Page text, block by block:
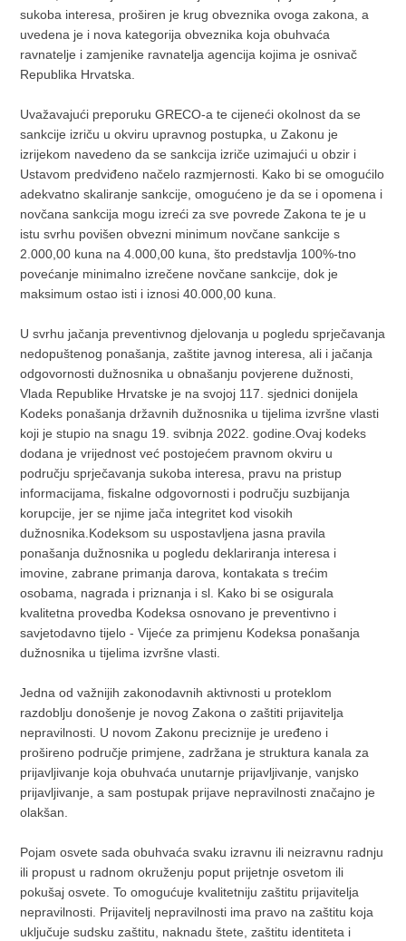
sukoba interesa, proširen je krug obveznika ovoga zakona, a
uvedena je i nova kategorija obveznika koja obuhvaća
ravnatelje i zamjenike ravnatelja agencija kojima je osnivač
Republika Hrvatska.
Uvažavajući preporuku GRECO-a te cijeneći okolnost da se
sankcije izriču u okviru upravnog postupka, u Zakonu je
izrijekom navedeno da se sankcija izriče uzimajući u obzir i
Ustavom predviđeno načelo razmjernosti. Kako bi se omogućilo
adekvatno skaliranje sankcije, omogućeno je da se i opomena i
novčana sankcija mogu izreći za sve povrede Zakona te je u
istu svrhu povišen obvezni minimum novčane sankcije s
2.000,00 kuna na 4.000,00 kuna, što predstavlja 100%-tno
povećanje minimalno izrečene novčane sankcije, dok je
maksimum ostao isti i iznosi 40.000,00 kuna.
U svrhu jačanja preventivnog djelovanja u pogledu sprječavanja
nedopuštenog ponašanja, zaštite javnog interesa, ali i jačanja
odgovornosti dužnosnika u obnašanju povjerene dužnosti,
Vlada Republike Hrvatske je na svojoj 117. sjednici donijela
Kodeks ponašanja državnih dužnosnika u tijelima izvršne vlasti
koji je stupio na snagu 19. svibnja 2022. godine.Ovaj kodeks
dodana je vrijednost već postojećem pravnom okviru u
području sprječavanja sukoba interesa, pravu na pristup
informacijama, fiskalne odgovornosti i području suzbijanja
korupcije, jer se njime jača integritet kod visokih
dužnosnika.Kodeksom su uspostavljena jasna pravila
ponašanja dužnosnika u pogledu deklariranja interesa i
imovine, zabrane primanja darova, kontakata s trećim
osobama, nagrada i priznanja i sl. Kako bi se osigurala
kvalitetna provedba Kodeksa osnovano je preventivno i
savjetodavno tijelo - Vijeće za primjenu Kodeksa ponašanja
dužnosnika u tijelima izvršne vlasti.
Jedna od važnijih zakonodavnih aktivnosti u proteklom
razdoblju donošenje je novog Zakona o zaštiti prijavitelja
nepravilnosti. U novom Zakonu preciznije je uređeno i
prošireno područje primjene, zadržana je struktura kanala za
prijavljivanje koja obuhvaća unutarnje prijavljivanje, vanjsko
prijavljivanje, a sam postupak prijave nepravilnosti značajno je
olakšan.
Pojam osvete sada obuhvaća svaku izravnu ili neizravnu radnju
ili propust u radnom okruženju poput prijetnje osvetom ili
pokušaj osvete. To omogućuje kvalitetniju zaštitu prijavitelja
nepravilnosti. Prijavitelj nepravilnosti ima pravo na zaštitu koja
uključuje sudsku zaštitu, naknadu štete, zaštitu identiteta i